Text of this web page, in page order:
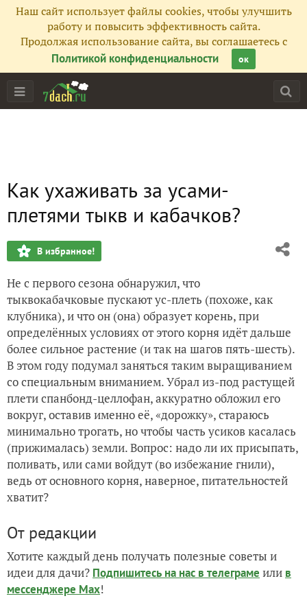
Наш сайт использует файлы cookies, чтобы улучшить
работу и повысить эффективность сайта.
Продолжая использование сайта, вы соглашаетесь с
Политикой конфиденциальности
ок
Как ухаживать за усами-
плетями тыкв и кабачков?
В избранное!
Не с первого сезона обнаружил, что
тыквокабачковые пускают ус-плеть (похоже, как
клубника), и что он (она) образует корень, при
определённых условиях от этого корня идёт дальше
более сильное растение (и так на шагов пять-шесть).
В этом году подумал заняться таким выращиванием
со специальным вниманием. Убрал из-под растущей
плети спанбонд-целлофан, аккуратно обложил его
вокруг, оставив именно её, «дорожку», стараюсь
минимально трогать, но чтобы часть усиков касалась
(прижималась) земли. Вопрос: надо ли их присыпать,
поливать, или сами войдут (во избежание гнили),
ведь от основного корня, наверное, питательностей
хватит?
От редакции
Хотите каждый день получать полезные советы и
идеи для дачи? Подпишитесь на нас в телеграме или в
мессенджере Max!